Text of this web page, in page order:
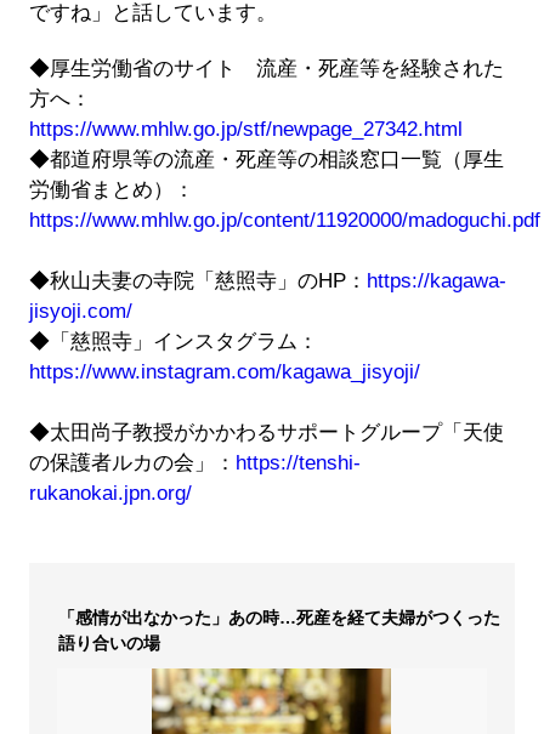
ですね」と話しています。
◆厚生労働省のサイト 流産・死産等を経験された
方へ：
https://www.mhlw.go.jp/stf/newpage_27342.html
◆都道府県等の流産・死産等の相談窓口一覧（厚生
労働省まとめ）：
https://www.mhlw.go.jp/content/11920000/madoguchi.pdf
◆秋山夫妻の寺院「慈照寺」のHP： https://kagawa-
jisyoji.com/
◆「慈照寺」インスタグラム：
https://www.instagram.com/kagawa_jisyoji/
◆太田尚子教授がかかわるサポートグループ「天使
の保護者ルカの会」： https://tenshi-
rukanokai.jpn.org/
「感情が出なかった」あの時…死産を経て夫婦がつくった
語り合いの場